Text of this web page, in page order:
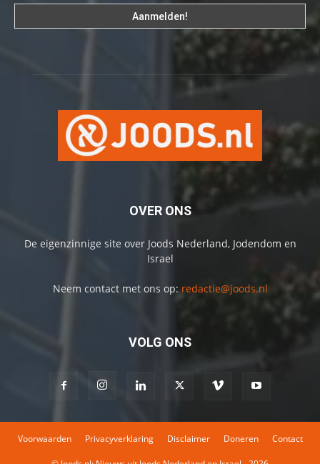
OVER ONS
De eigenzinnige site over Joods Nederland, Jodendom en
Israel
Neem contact met ons op: redactie@joods.nl
VOLG ONS
Voorwaarden Privacyverklaring Disclaimer Doneren Contact